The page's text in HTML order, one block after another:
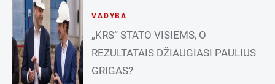
VADYBA
„KRS“ STATO VISIEMS, O
REZULTATAIS DŽIAUGIASI PAULIUS
GRIGAS?